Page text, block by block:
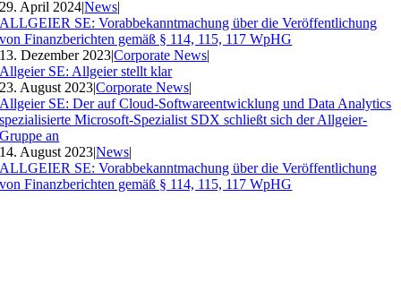
29. April 2024|News|
ALLGEIER SE: Vorabbekanntmachung über die Veröffentlichung
von Finanzberichten gemäß § 114, 115, 117 WpHG
13. Dezember 2023|Corporate News|
Allgeier SE: Allgeier stellt klar
23. August 2023|Corporate News|
Allgeier SE: Der auf Cloud-Softwareentwicklung und Data Analytics
spezialisierte Microsoft-Spezialist SDX schließt sich der Allgeier-
Gruppe an
14. August 2023|News|
ALLGEIER SE: Vorabbekanntmachung über die Veröffentlichung
von Finanzberichten gemäß § 114, 115, 117 WpHG